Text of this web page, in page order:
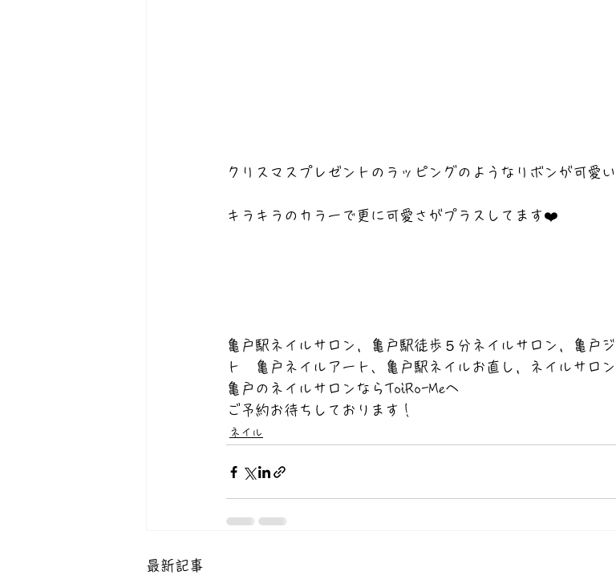
クリスマスプレゼントのラッピングのようなリボンが可愛い
キラキラのカラーで更に可愛さがプラスしてます❤️
亀戸駅ネイルサロン，亀戸駅徒歩５分ネイルサロン，亀戸
ト　亀戸ネイルアート、亀戸駅ネイルお直し，ネイルサロン
亀戸のネイルサロンならToiRo-Meへ
ご予約お待ちしております！
ネイル
最新記事